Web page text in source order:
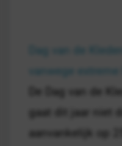
Dag van de
vanwege extreme
De Dag van de
gaat dit jaar niet
aanvankelijk op